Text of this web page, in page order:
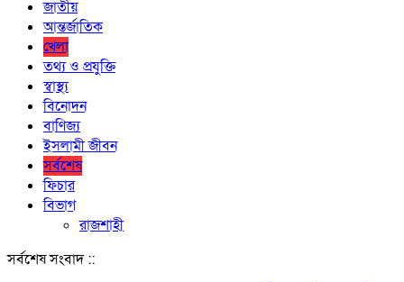
জাতীয়
আন্তর্জাতিক
খেলা
তথ্য ও প্রযুক্তি
স্বাস্থ্য
বিনোদন
বাণিজ্য
ইসলামী জীবন
সর্বশেষ
ফিচার
বিভাগ
রাজশাহী
সর্বশেষ সংবাদ ::